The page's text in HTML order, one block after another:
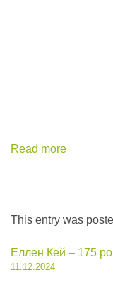
Read more
This entry was
Post
Еллен Кей – 175
11.12.2024